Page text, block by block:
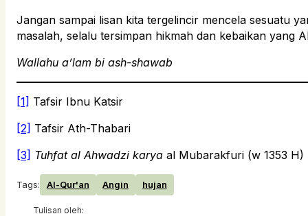
Jangan sampai lisan kita tergelincir mencela sesuatu
masalah, selalu tersimpan hikmah dan kebaikan yang
Wallahu a’lam bi ash-shawab
[1] Tafsir Ibnu Katsir
[2] Tafsir Ath-Thabari
[3] Tuhfat al Ahwadzi karya al Mubarakfuri (w 1353 H)
Tags: Al-Qur'an Angin hujan
Tulisan oleh: